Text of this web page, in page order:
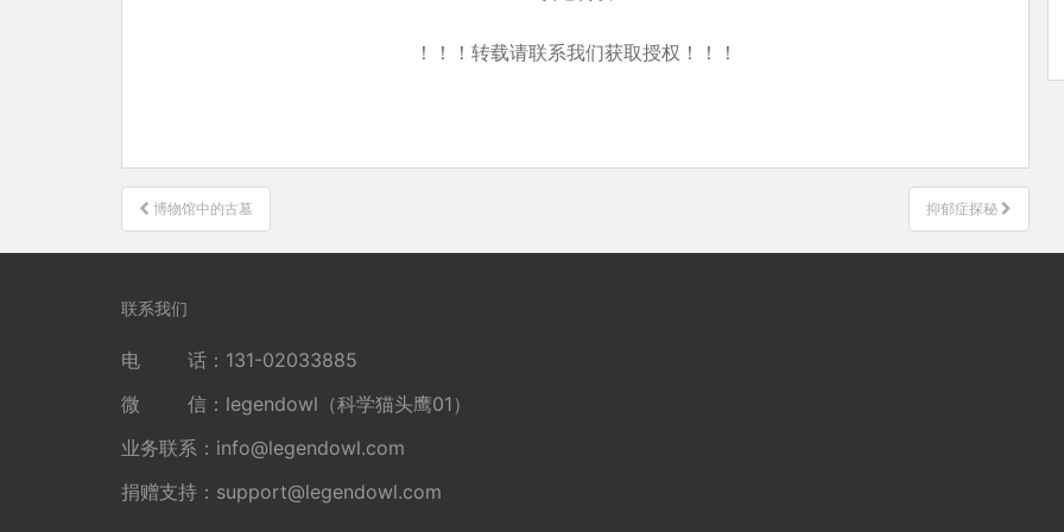
！！！转载请联系我们获取授权！！！
文
章
导
博物馆中的古墓 抑郁症探秘
联系我们
电 话：131-02033885
微 信：legendowl（科学猫头鹰01）
业务联系： info@legendowl.com
捐赠支持： support@legendowl.com